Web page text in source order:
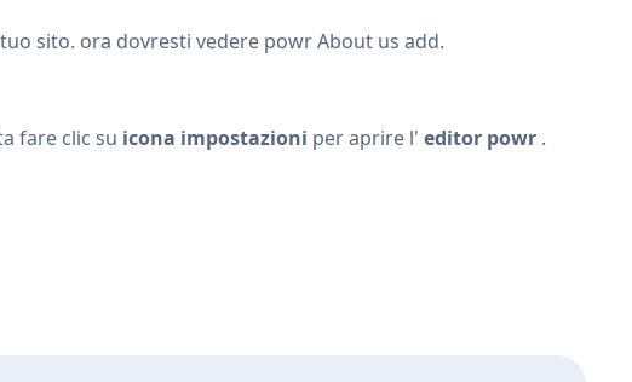
sito. ora dovresti vedere powr About us add.
fare clic su icona impostazioni per aprire l' editor powr .